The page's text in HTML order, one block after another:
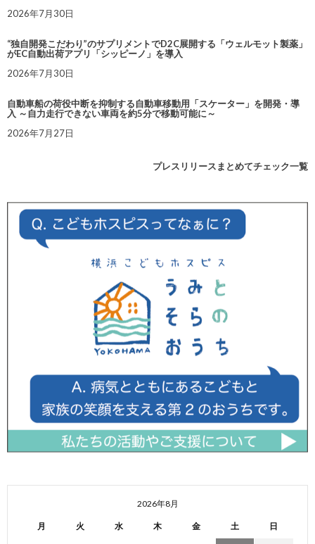
2026年7月30日
“独自開発こだわり”のサプリメントでD2C展開する「ウェルモット製薬」
がEC自動出荷アプリ「シッピーノ」を導入
2026年7月30日
自動車船の荷役中断を抑制する自動車移動用「スケーター」を開発・導
入 ～自力走行できない車両を約5分で移動可能に～
2026年7月27日
プレスリリースまとめてチェック一覧
2026年8月
月 火 水 木 金 土 日